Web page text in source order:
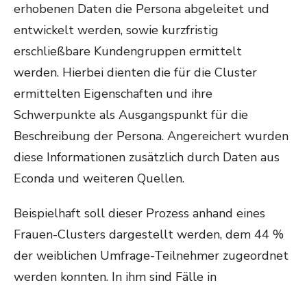
erhobenen Daten die Persona abgeleitet und
entwickelt werden, sowie kurzfristig
erschließbare Kundengruppen ermittelt
werden. Hierbei dienten die für die Cluster
ermittelten Eigenschaften und ihre
Schwerpunkte als Ausgangspunkt für die
Beschreibung der Persona. Angereichert wurden
diese Informationen zusätzlich durch Daten aus
Econda und weiteren Quellen.
Beispielhaft soll dieser Prozess anhand eines
Frauen-Clusters dargestellt werden, dem 44 %
der weiblichen Umfrage-Teilnehmer zugeordnet
werden konnten. In ihm sind Fälle in